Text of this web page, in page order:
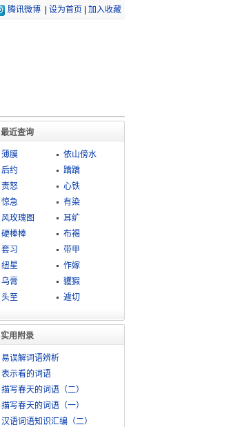
腾讯微博 设为首页 加入收藏
最近查询
薄膜
依山傍水
后约
蹻蹻
责怒
心铁
惊急
有染
风玫瑰图
耳纩
硬棒棒
布褐
套习
带甲
纽星
作嫁
乌膏
貜猳
头至
遽切
实用附录
易误解词语辨析
表示看的词语
描写春天的词语（二）
描写春天的词语（一）
汉语词语知识汇编（二）